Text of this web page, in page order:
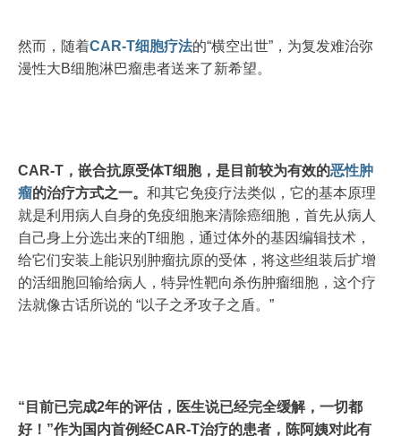
然而，随着CAR-T细胞疗法的“横空出世”，为复发难治弥
漫性大B细胞淋巴瘤患者送来了新希望。
CAR-T，嵌合抗原受体T细胞，是目前较为有效的恶性肿
瘤的治疗方式之一。 和其它免疫疗法类似，它的基本原理
就是利用病人自身的免疫细胞来清除癌细胞，首先从病人
自己身上分选出来的T细胞，通过体外的基因编辑技术，
给它们安装上能识别肿瘤抗原的受体，将这些组装后扩增
的活细胞回输给病人，特异性靶向杀伤肿瘤细胞，这个疗
法就像古话所说的 “以子之矛攻子之盾。”
“目前已完成2年的评估，医生说已经完全缓解，一切都
好！”作为国内首例经CAR-T治疗的患者，陈阿姨对此有